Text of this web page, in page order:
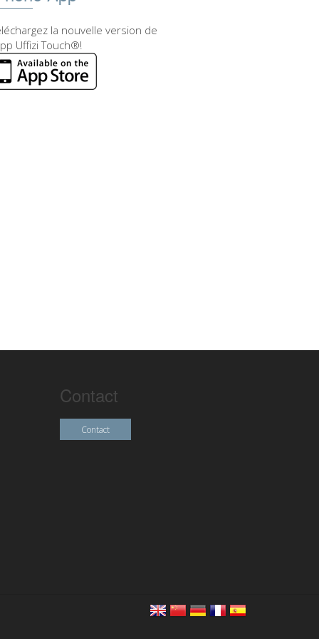
la nouvelle version de
Uffizi Touch®!
Contact
Contact